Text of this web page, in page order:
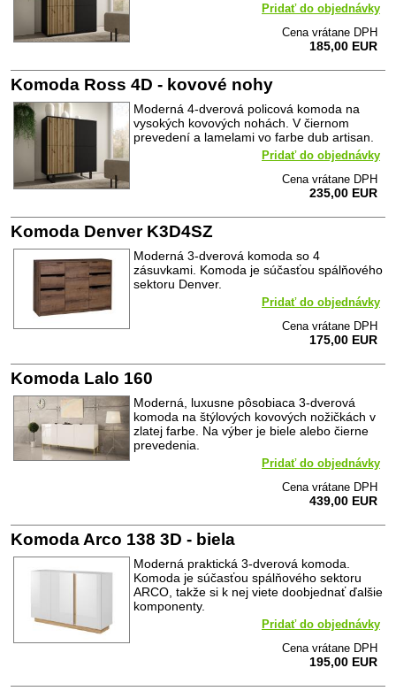
Pridať do objednávky
Cena vrátane DPH
185,00 EUR
Komoda Ross 4D - kovové nohy
Moderná 4-dverová policová komoda na
vysokých kovových nohách. V čiernom
prevedení a lamelami vo farbe dub artisan.
Pridať do objednávky
Cena vrátane DPH
235,00 EUR
Komoda Denver K3D4SZ
Moderná 3-dverová komoda so 4
zásuvkami. Komoda je súčasťou spálňového
sektoru Denver.
Pridať do objednávky
Cena vrátane DPH
175,00 EUR
Komoda Lalo 160
Moderná, luxusne pôsobiaca 3-dverová
komoda na štýlových kovových nožičkách v
zlatej farbe. Na výber je biele alebo čierne
prevedenia.
Pridať do objednávky
Cena vrátane DPH
439,00 EUR
Komoda Arco 138 3D - biela
Moderná praktická 3-dverová komoda.
Komoda je súčasťou spálňového sektoru
ARCO, takže si k nej viete doobjednať ďalšie
komponenty.
Pridať do objednávky
Cena vrátane DPH
195,00 EUR